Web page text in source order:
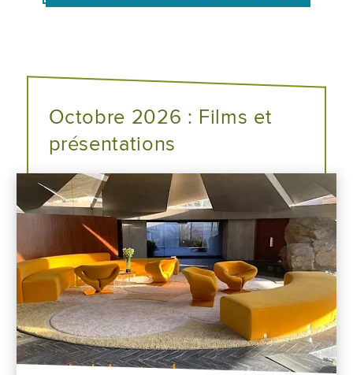
Octobre 2026 : Films et
présentations